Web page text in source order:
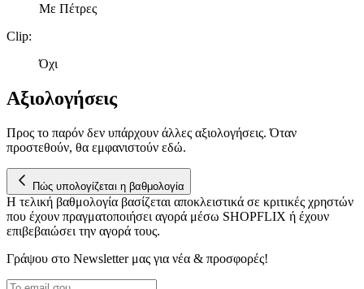
Με Πέτρες
Clip:
Όχι
Αξιολογήσεις
Προς το παρόν δεν υπάρχουν άλλες αξιολογήσεις. Όταν
προστεθούν, θα εμφανιστούν εδώ.
Πώς υπολογίζεται η βαθμολογία
Η τελική βαθμολογία βασίζεται αποκλειστικά σε κριτικές χρηστών
που έχουν πραγματοποιήσει αγορά μέσω SHOPFLIX ή έχουν
επιβεβαιώσει την αγορά τους.
Γράψου στο Νewsletter μας για νέα & προσφορές!